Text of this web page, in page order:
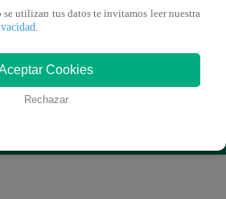
fue llevado a
preventiva
se utilizan tus datos te invitamos leer nuestra
.
Cookies
Rechazar